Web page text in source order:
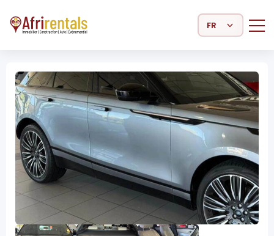
Select Language